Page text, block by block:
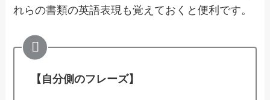
れらの書類の英語表現も覚えておくと便利です。
【自分側のフレーズ】